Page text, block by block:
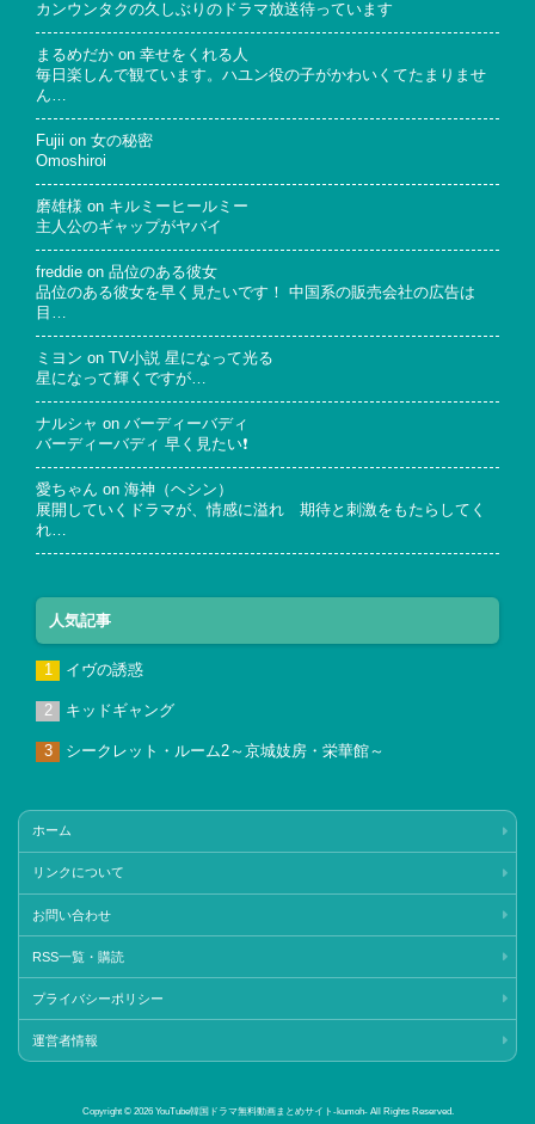
カンウンタクの久しぶりのドラマ放送待っています
まるめだか on 幸せをくれる人
毎日楽しんで観ています。ハユン役の子がかわいくてたまりませ
ん…
Fujii on 女の秘密
Omoshiroi
磨雄様 on キルミーヒールミー
主人公のギャップがヤバイ
freddie on 品位のある彼女
品位のある彼女を早く見たいです！ 中国系の販売会社の広告は
目…
ミヨン on
TV小説 星になって光る
星になって輝くですが…
ナルシャ on バーディーバディ
バーディーバディ 早く見たい❗
愛ちゃん on 海神（ヘシン）
展開していくドラマが、情感に溢れ 期待と刺激をもたらしてく
れ…
人気記事
イヴの誘惑
キッドギャング
シークレット・ルーム2～京城妓房・栄華館～
ホーム
リンクについて
お問い合わせ
RSS一覧・購読
プライバシーポリシー
運営者情報
Copyright © 2026 YouTube韓国ドラマ無料動画まとめサイト‐kumoh‐ All Rights Reserved.